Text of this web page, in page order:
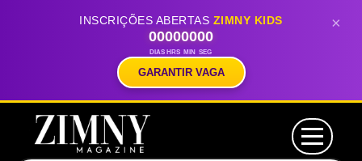
INSCRIÇÕES ABERTAS ZIMNY KIDS
00
DIAS
00
HRS
00
MIN
00
SEG
GARANTIR VAGA
×